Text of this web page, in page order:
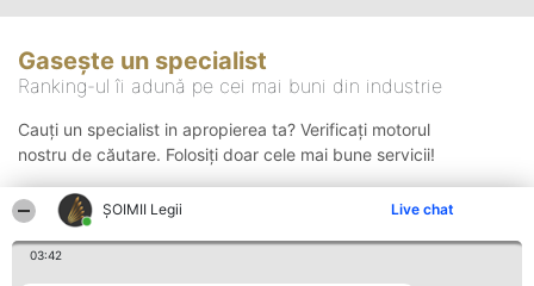
ȘOIMII Legii Live chat
03:42
Gasește un specialist
Ranking-ul îi adună pe cei mai buni din industrie
Cauți un specialist in apropierea ta? Verificați motorul
nostru de căutare. Folosiți doar cele mai bune servicii!